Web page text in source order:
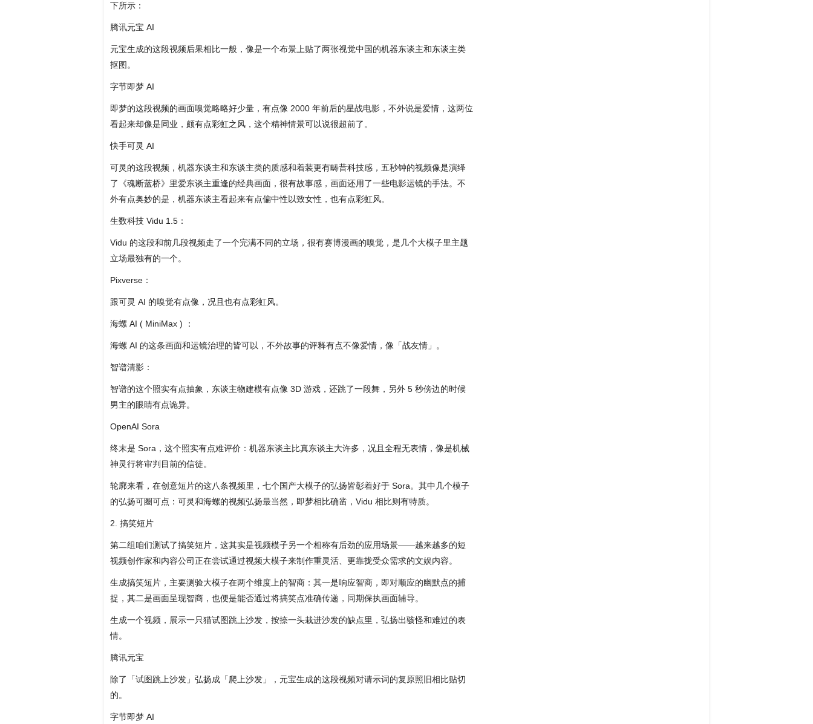
下所示：
腾讯元宝 AI
元宝生成的这段视频后果相比一般，像是一个布景上贴了两张视觉中国的机器东谈主和东谈主类
抠图。
字节即梦 AI
即梦的这段视频的画面嗅觉略略好少量，有点像 2000 年前后的星战电影，不外说是爱情，这两位
看起来却像是同业，颇有点彩虹之风，这个精神情景可以说很超前了。
快手可灵 AI
可灵的这段视频，机器东谈主和东谈主类的质感和着装更有畴昔科技感，五秒钟的视频像是演绎
了《魂断蓝桥》里爱东谈主重逢的经典画面，很有故事感，画面还用了一些电影运镜的手法。不
外有点奥妙的是，机器东谈主看起来有点偏中性以致女性，也有点彩虹风。
生数科技 Vidu 1.5：
Vidu 的这段和前几段视频走了一个完满不同的立场，很有赛博漫画的嗅觉，是几个大模子里主题
立场最独有的一个。
Pixverse：
跟可灵 AI 的嗅觉有点像，况且也有点彩虹风。
海螺 AI ( MiniMax ) ：
海螺 AI 的这条画面和运镜治理的皆可以，不外故事的评释有点不像爱情，像「战友情」。
智谱清影：
智谱的这个照实有点抽象，东谈主物建模有点像 3D 游戏，还跳了一段舞，另外 5 秒傍边的时候
男主的眼睛有点诡异。
OpenAI Sora
终末是 Sora，这个照实有点难评价：机器东谈主比真东谈主大许多，况且全程无表情，像是机械
神灵行将审判目前的信徒。
轮廓来看，在创意短片的这八条视频里，七个国产大模子的弘扬皆彰着好于 Sora。其中几个模子
的弘扬可圈可点：可灵和海螺的视频弘扬最当然，即梦相比确凿，Vidu 相比则有特质。
2. 搞笑短片
第二组咱们测试了搞笑短片，这其实是视频模子另一个相称有后劲的应用场景——越来越多的短
视频创作家和内容公司正在尝试通过视频大模子来制作重灵活、更靠拢受众需求的文娱内容。
生成搞笑短片，主要测验大模子在两个维度上的智商：其一是响应智商，即对顺应的幽默点的捕
捉，其二是画面呈现智商，也便是能否通过将搞笑点准确传递，同期保执画面辅导。
生成一个视频，展示一只猫试图跳上沙发，按捺一头栽进沙发的缺点里，弘扬出骇怪和难过的表
情。
腾讯元宝
除了「试图跳上沙发」弘扬成「爬上沙发」，元宝生成的这段视频对请示词的复原照旧相比贴切
的。
字节即梦 AI